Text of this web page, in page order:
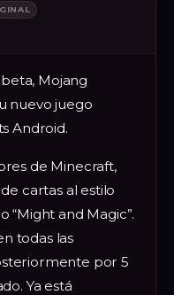
Mojang
nuevo juego
Android.
de Minecraft,
cartas al estilo
“Might and Magic”.
todas las
por 5
Ya está